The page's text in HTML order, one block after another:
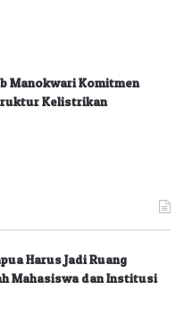
Manokwari Komitmen
Kelistrikan
Harus Jadi Ruang
Mahasiswa dan Institusi